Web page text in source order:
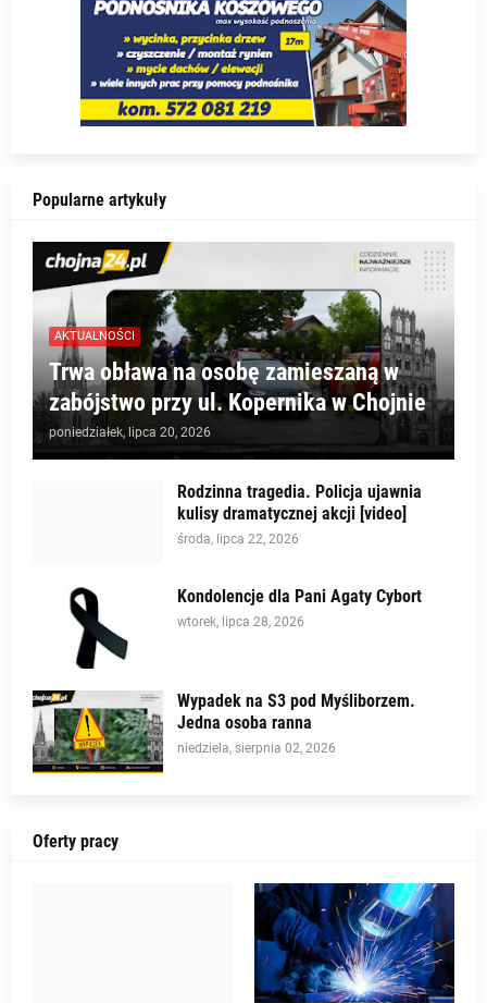
Popularne artykuły
AKTUALNOŚCI
Trwa obława na osobę zamieszaną w
zabójstwo przy ul. Kopernika w Chojnie
poniedziałek, lipca 20, 2026
Rodzinna tragedia. Policja ujawnia
kulisy dramatycznej akcji [video]
środa, lipca 22, 2026
Kondolencje dla Pani Agaty Cybort
wtorek, lipca 28, 2026
Wypadek na S3 pod Myśliborzem.
Jedna osoba ranna
niedziela, sierpnia 02, 2026
Oferty pracy